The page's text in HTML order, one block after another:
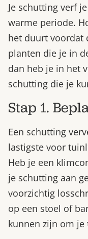
Je schutting verf
warme periode.
het duurt voordat
planten die je in
dan heb je in het
schutting die je
Stap 1.
Een schutting
lastigste voor
Heb je een
je schutting aan
voorzichtig
op een stoel of
kunnen zijn om je